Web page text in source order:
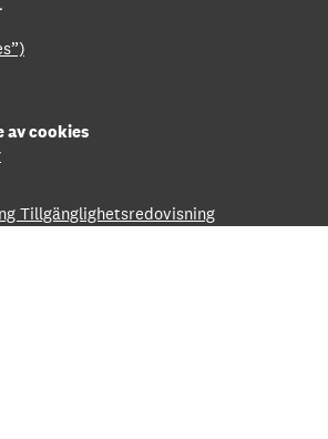
av cookies
Tillgänglighetsredovisning